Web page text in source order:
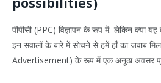
पीपीसी (PPC) विज्ञापन के रूप में:-लेकिन क्या
इन सवालों के बारे में सोचने से हमें हाँ का जवाब मिल
Advertisement) के रूप में एक अनूठा अवसर